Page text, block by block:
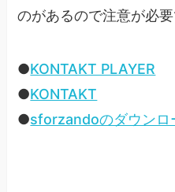
のがあるので注意が必要
●KONTAKT PLAYER
●KONTAKT
●sforzandoのダウンロ